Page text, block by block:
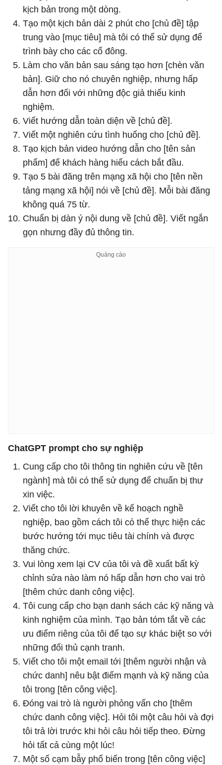
kịch bản trong một dòng.
Tạo một kịch bản dài 2 phút cho [chủ đề] tập
trung vào [mục tiêu] mà tôi có thể sử dụng để
trình bày cho các cổ đông.
Làm cho văn bản sau sáng tạo hơn [chèn văn
bản]. Giữ cho nó chuyên nghiệp, nhưng hấp
dẫn hơn đối với những độc giả thiếu kinh
nghiệm.
Viết hướng dẫn toàn diện về [chủ đề].
Viết một nghiên cứu tình huống cho [chủ đề].
Tạo kịch bản video hướng dẫn cho [tên sản
phẩm] để khách hàng hiểu cách bắt đầu.
Tạo 5 bài đăng trên mạng xã hội cho [tên nền
tảng mạng xã hội] nói về [chủ đề]. Mỗi bài đăng
không quá 75 từ.
Chuẩn bị dàn ý nội dung về [chủ đề]. Viết ngắn
gọn nhưng đầy đủ thông tin.
ChatGPT prompt cho sự nghiệp
Cung cấp cho tôi thông tin nghiên cứu về [tên
ngành] mà tôi có thể sử dụng để chuẩn bị thư
xin việc.
Viết cho tôi lời khuyên về kế hoạch nghề
nghiệp, bao gồm cách tôi có thể thực hiện các
bước hướng tới mục tiêu tài chính và được
thăng chức.
Vui lòng xem lại CV của tôi và đề xuất bất kỳ
chỉnh sửa nào làm nó hấp dẫn hơn cho vai trò
[thêm chức danh công việc].
Tôi cung cấp cho bạn danh sách các kỹ năng và
kinh nghiệm của mình. Tạo bản tóm tắt về các
ưu điểm riêng của tôi để tạo sự khác biệt so với
những đối thủ cạnh tranh.
Viết cho tôi một email tới [thêm người nhận và
chức danh] nêu bật điểm mạnh và kỹ năng của
tôi trong [tên công việc].
Đóng vai trò là người phỏng vấn cho [thêm
chức danh công việc]. Hỏi tôi một câu hỏi và đợi
tôi trả lời trước khi hỏi câu hỏi tiếp theo. Đừng
hỏi tất cả cùng một lúc!
Một số cạm bẫy phổ biến trong [tên công việc]